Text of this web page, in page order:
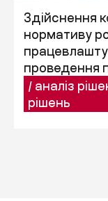
Здійснення
нормативу
проведення
/ аналіз
рішень